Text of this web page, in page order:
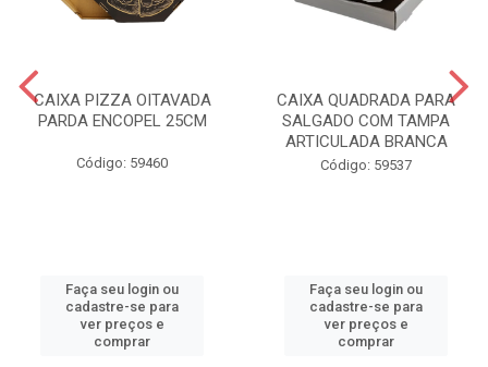
CAIXA PIZZA OITAVADA
PARDA ENCOPEL 25CM
Código: 59460
Faça seu login ou
cadastre-se para
ver preços e
comprar
CAIXA QUADRADA PARA
SALGADO COM TAMPA
ARTICULADA BRANCA
Código: 59537
Faça seu login ou
cadastre-se para
ver preços e
comprar